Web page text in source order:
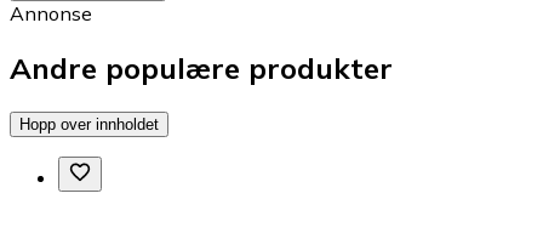
Annonse
Andre populære produkter
Hopp over innholdet